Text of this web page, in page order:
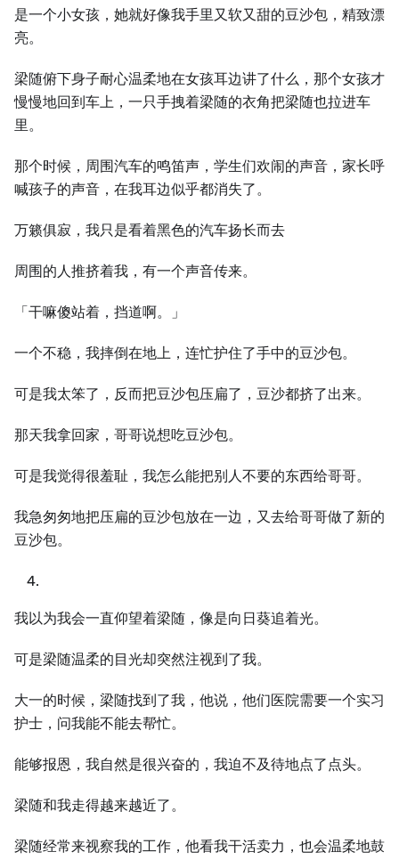
是一个小女孩，她就好像我手里又软又甜的豆沙包，精致漂
亮。
梁随俯下身子耐心温柔地在女孩耳边讲了什么，那个女孩才
慢慢地回到车上，一只手拽着梁随的衣角把梁随也拉进车
里。
那个时候，周围汽车的鸣笛声，学生们欢闹的声音，家长呼
喊孩子的声音，在我耳边似乎都消失了。
万籁俱寂，我只是看着黑色的汽车扬长而去
周围的人推挤着我，有一个声音传来。
「干嘛傻站着，挡道啊。」
一个不稳，我摔倒在地上，连忙护住了手中的豆沙包。
可是我太笨了，反而把豆沙包压扁了，豆沙都挤了出来。
那天我拿回家，哥哥说想吃豆沙包。
可是我觉得很羞耻，我怎么能把别人不要的东西给哥哥。
我急匆匆地把压扁的豆沙包放在一边，又去给哥哥做了新的
豆沙包。
我以为我会一直仰望着梁随，像是向日葵追着光。
可是梁随温柔的目光却突然注视到了我。
大一的时候，梁随找到了我，他说，他们医院需要一个实习
护士，问我能不能去帮忙。
能够报恩，我自然是很兴奋的，我迫不及待地点了点头。
梁随和我走得越来越近了。
梁随经常来视察我的工作，他看我干活卖力，也会温柔地鼓